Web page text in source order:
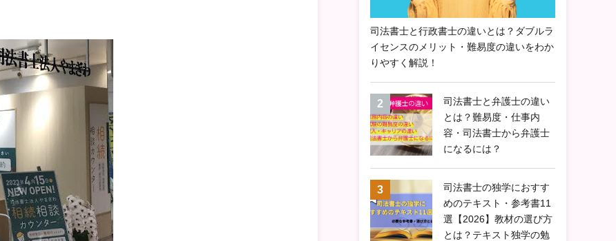
司法書士と行政書士の違いとは？ダブルラ
イセンスのメリット・難易度の違いをわか
りやすく解説！
司法書士と弁護士の違い
とは？難易度・仕事内
容・司法書士から弁護士
になるには？
司法書士の独学におすす
めのテキスト・参考書11
選【2026】教材の選び方
とは？テキスト独学の勉